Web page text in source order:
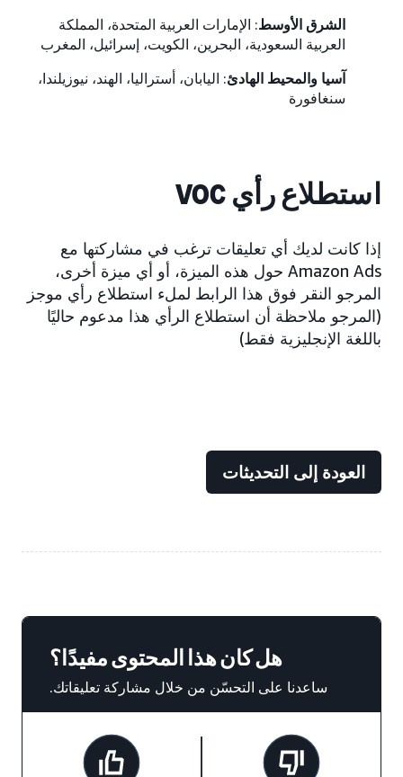
الشرق الأوسط: الإمارات العربية المتحدة، المملكة
العربية السعودية، البحرين، الكويت، إسرائيل، المغرب
آسيا والمحيط الهادئ: اليابان، أستراليا، الهند، نيوزيلندا،
سنغافورة
استطلاع رأي VOC
إذا كانت لديك أي تعليقات ترغب في مشاركتها مع
Amazon Ads حول هذه الميزة، أو أي ميزة أخرى،
المرجو النقر فوق هذا الرابط لملء استطلاع رأي موجز
(المرجو ملاحظة أن استطلاع الرأي هذا مدعوم حاليًا
باللغة الإنجليزية فقط)
العودة إلى التحديثات
هل كان هذا المحتوى مفيدًا؟
ساعدنا على التحسّن من خلال مشاركة تعليقاتك.